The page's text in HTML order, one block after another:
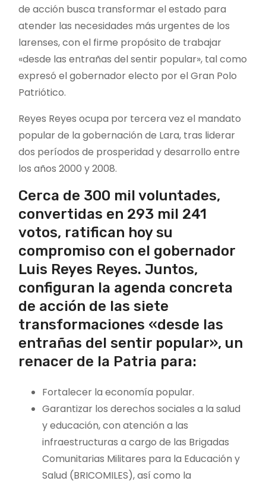
de acción busca transformar el estado para
atender las necesidades más urgentes de los
larenses, con el firme propósito de trabajar
«desde las entrañas del sentir popular», tal como
expresó el gobernador electo por el Gran Polo
Patriótico.
Reyes Reyes ocupa por tercera vez el mandato
popular de la gobernación de Lara, tras liderar
dos períodos de prosperidad y desarrollo entre
los años 2000 y 2008.
Cerca de 300 mil voluntades,
convertidas en 293 mil 241
votos, ratifican hoy su
compromiso con el gobernador
Luis Reyes Reyes. Juntos,
configuran la agenda concreta
de acción de las siete
transformaciones «desde las
entrañas del sentir popular», un
renacer de la Patria para:
Fortalecer la economía popular.
Garantizar los derechos sociales a la salud
y educación, con atención a las
infraestructuras a cargo de las Brigadas
Comunitarias Militares para la Educación y
Salud (BRICOMILES), así como la